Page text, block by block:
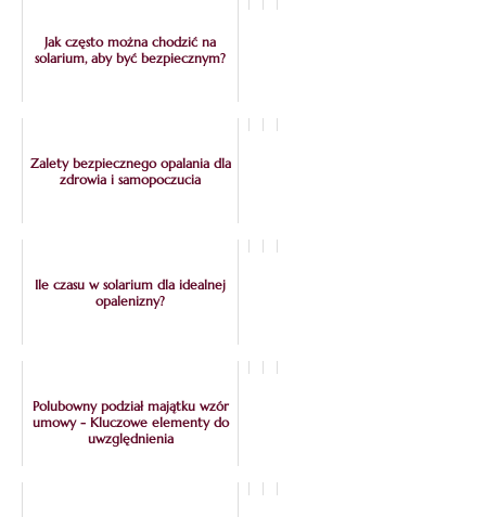
Jak często można chodzić na
solarium, aby być bezpiecznym?
Zalety bezpiecznego opalania dla
zdrowia i samopoczucia
Ile czasu w solarium dla idealnej
opalenizny?
Polubowny podział majątku wzór
umowy - Kluczowe elementy do
uwzględnienia